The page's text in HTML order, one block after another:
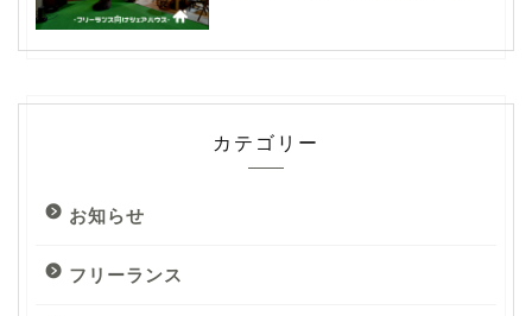
カテゴリー
お知らせ
フリーランス